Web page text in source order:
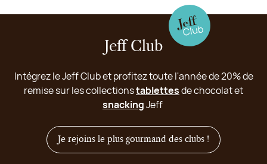
Jeff Club
Intégrez le Jeff Club et profitez toute l'année de 20% de
remise sur les collectionstablettesde chocolat et
snackingJeff
Je rejoins le plus gourmand des clubs !